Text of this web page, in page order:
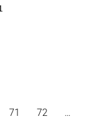
71 72
…